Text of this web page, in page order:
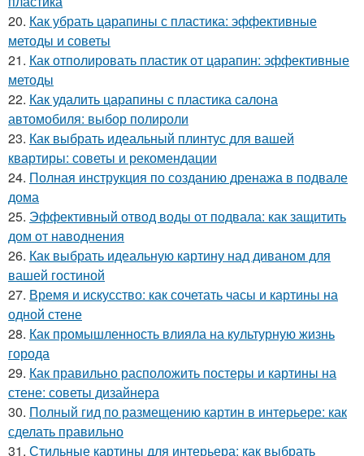
20. Как убрать царапины с пластика: эффективные
методы и советы
21. Как отполировать пластик от царапин: эффективные
методы
22. Как удалить царапины с пластика салона
автомобиля: выбор полироли
23. Как выбрать идеальный плинтус для вашей
квартиры: советы и рекомендации
24. Полная инструкция по созданию дренажа в подвале
дома
25. Эффективный отвод воды от подвала: как защитить
дом от наводнения
26. Как выбрать идеальную картину над диваном для
вашей гостиной
27. Время и искусство: как сочетать часы и картины на
одной стене
28. Как промышленность влияла на культурную жизнь
города
29. Как правильно расположить постеры и картины на
стене: советы дизайнера
30. Полный гид по размещению картин в интерьере: как
сделать правильно
31. Стильные картины для интерьера: как выбрать